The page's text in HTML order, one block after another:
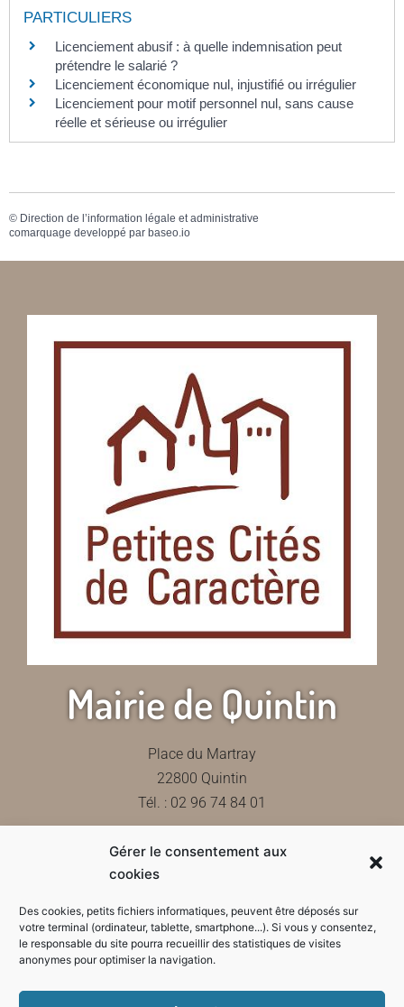
Gérer le consentement aux
cookies
Des cookies, petits fichiers informatiques, peuvent être déposés sur
votre terminal (ordinateur, tablette, smartphone...). Si vous y consentez,
le responsable du site pourra recueillir des statistiques de visites
anonymes pour optimiser la navigation.
PARTICULIERS
Licenciement abusif : à quelle indemnisation peut
prétendre le salarié ?
Licenciement économique nul, injustifié ou irrégulier
Licenciement pour motif personnel nul, sans cause
réelle et sérieuse ou irrégulier
© Direction de l’information légale et administrative
comarquage developpé par baseo.io
Mairie de Quintin
Place du Martray
22800 Quintin
Tél. : 02 96 74 84 01
Contactez-nous
Horaires d'ouverture de la mairie